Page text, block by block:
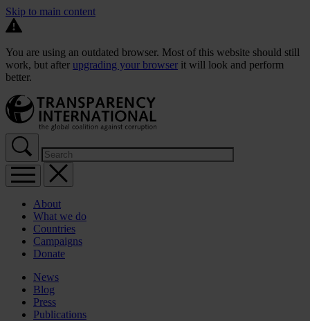
Skip to main content
You are using an outdated browser. Most of this website should still
work, but after upgrading your browser it will look and perform
better.
About
What we do
Countries
Campaigns
Donate
News
Blog
Press
Publications